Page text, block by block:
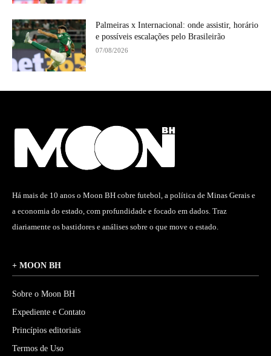
Palmeiras x Internacional: onde assistir, horário
e possíveis escalações pelo Brasileirão
07/08/2026
Há mais de 10 anos o Moon BH cobre futebol, a política de Minas Gerais e
a economia do estado, com profundidade e focado em dados. Traz
diariamente os bastidores e análises sobre o que move o estado.
+ MOON BH
Sobre o Moon BH
Expediente e Contato
Princípios editoriais
Termos de Uso